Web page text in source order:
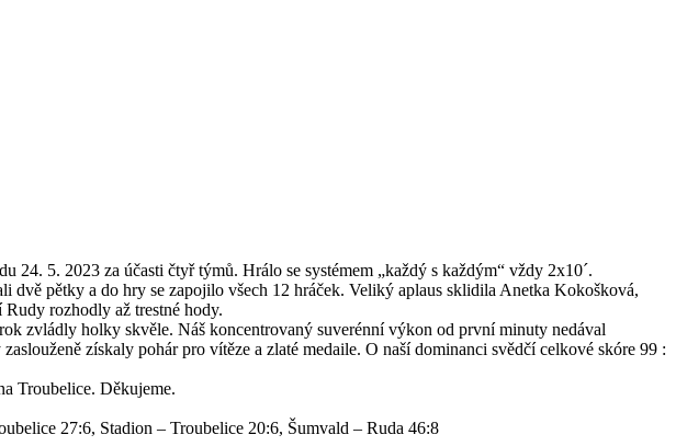
24. 5. 2023 za účasti čtyř týmů. Hrálo se systémem „každý s každým“ vždy 2x10´.
dvě pětky a do hry se zapojilo všech 12 hráček. Veliký aplaus sklidila Anetka Kokošková,
rozhodly až trestné hody.
zvládly holky skvěle. Náš koncentrovaný suverénní výkon od první minuty nedával
získaly pohár pro vítěze a zlaté medaile. O naší dominanci svědčí celkové skóre 99 :
Troubelice. Děkujeme.
27:6, Stadion – Troubelice 20:6, Šumvald – Ruda 46:8